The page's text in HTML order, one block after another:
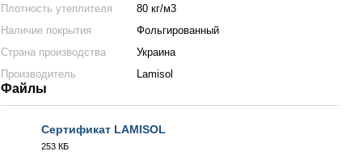
Плотность утеплителя
80 кг/м3
Наличие покрытия
Фольгированный
Страна производства
Украина
Производитель
Lamisol
Файлы
Сертификат LAMISOL
253 КБ